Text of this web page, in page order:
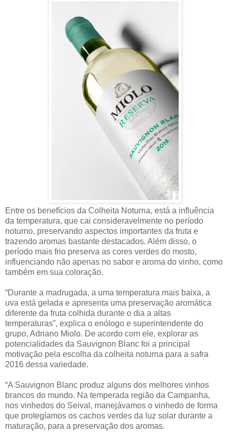
Entre os benefícios da Colheita Noturna, está a influência
da temperatura, que cai consideravelmente no período
noturno, preservando aspectos importantes da fruta e
trazendo aromas bastante destacados. Além disso, o
período mais frio preserva as cores verdes do mosto,
influenciando não apenas no sabor e aroma do vinho, como
também em sua coloração.
“Durante a madrugada, a uma temperatura mais baixa, a
uva está gelada e apresenta uma preservação aromática
diferente da fruta colhida durante o dia a altas
temperaturas”, explica o enólogo e superintendente do
grupo, Adriano Miolo. De acordo com ele, explorar as
potencialidades da Sauvignon Blanc foi a principal
motivação pela escolha da colheita noturna para a safra
2016 dessa variedade.
“A Sauvignon Blanc produz alguns dos melhores vinhos
brancos do mundo. Na temperada região da Campanha,
nos vinhedos do Seival, manejávamos o vinhedo de forma
que protegíamos os cachos verdes da luz solar durante a
maturação, para a preservação dos aromas.